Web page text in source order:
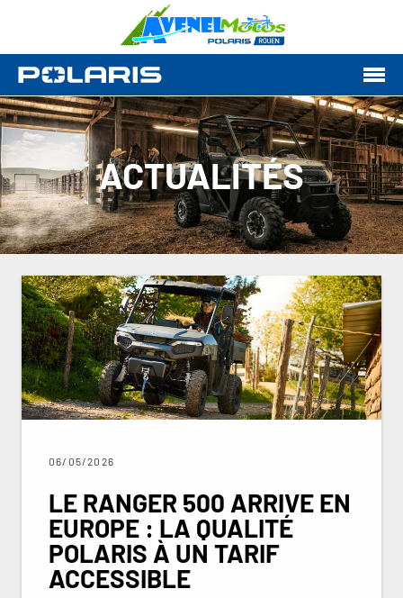
ACTUALITÉS
06/05/2026
LE RANGER 500 ARRIVE EN
EUROPE : LA QUALITÉ
POLARIS À UN TARIF
ACCESSIBLE